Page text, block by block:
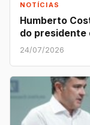
NOTÍCIAS
Humberto
do presidente
24/07/2026